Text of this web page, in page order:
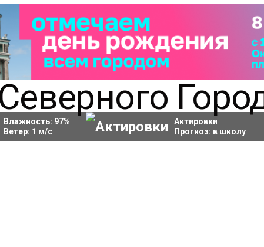
Влажность: 97%
Ветер: 1 м/с
Актировки
Прогноз: в школу